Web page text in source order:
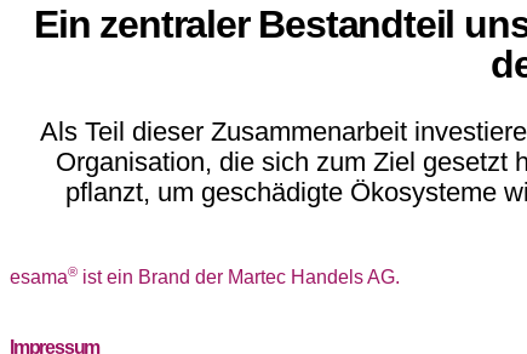
Ein zentraler Bestandteil
Als Teil dieser Zusammenarbeit
Organisation, die sich zum Ziel gesetzt
pflanzt, um geschädigte Ökosysteme
esama® ist ein Brand der Martec Handels AG.
Impressum